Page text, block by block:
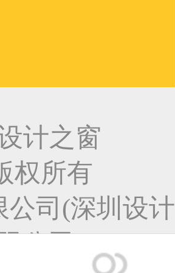
计之窗
权所有
司(深圳设计
公司)